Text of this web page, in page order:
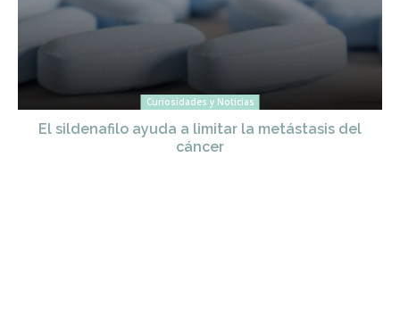
Curiosidades y Noticias
El sildenafilo ayuda a limitar la metástasis del
cáncer